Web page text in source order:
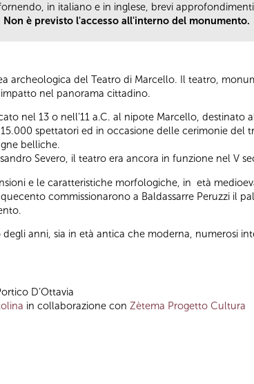
in italiano e in inglese, brevi
Non è previsto l'accesso all'interno del monumento.
archeologica del Teatro di Marcello. Il teatro,
nel panorama cittadino.
nel 13 o nell’11 a.C. al nipote Marcello,
spettatori ed in occasione delle cerimonie
belliche.
Severo, il teatro era ancora in funzione nel V
e le caratteristiche morfologiche, in età
commissionarono a Baldassarre Peruzzi il
anni, sia in età antica che moderna, numerosi
D’Ottavia
in collaborazione con Zètema Progetto Cultura